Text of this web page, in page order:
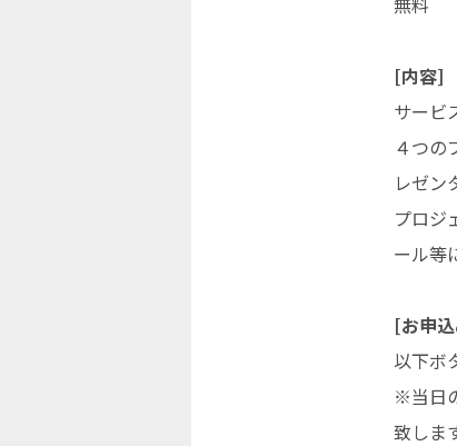
[内容]
サービ
４つの
レゼン
プロジ
ール等
[お申
以下ボ
※当日
致しま